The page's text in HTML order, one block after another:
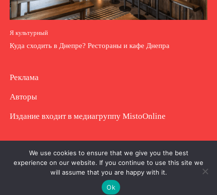
Я культурный
Куда сходить в Днепре? Рестораны и кафе Днепра
Реклама
Авторы
Издание входит в медиагруппу MistoOnline
Copyright © Полное использование материала
запрещено. Частично разрешено с гиперссылкой.
We use cookies to ensure that we give you the best
experience on our website. If you continue to use this site we
will assume that you are happy with it.
Ok